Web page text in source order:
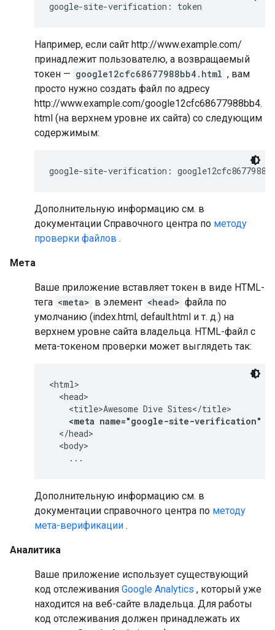
google-site-verification: token
Например, если сайт http://www.example.com/
принадлежит пользователю, а возвращаемый
токен — google12cfc68677988bb4.html , вам
просто нужно создать файл по адресу
http://www.example.com/google12cfc68677988bb4.
html (на верхнем уровне их сайта) со следующим
содержимым:
google-site-verification:
Дополнительную информацию см. в
документации Справочного центра по методу
проверки файлов .
Мета
Ваше приложение вставляет токен в виде HTML-
тега <meta> в элемент <head> файла по
умолчанию (index.html, default.html и т. д.) на
верхнем уровне сайта владельца. HTML-файл с
мета-токеном проверки может выглядеть так:
<html>
  <head>
    <title>Awesome Dive Sites</title>
<meta name="google-site-verification"
  </head>
  <body>
    ...
Дополнительную информацию см. в
документации справочного центра по методу
мета-верификации .
Аналитика
Ваше приложение использует существующий
код отслеживания Google Analytics , который уже
находится на веб-сайте владельца. Для работы
код отслеживания должен принадлежать их